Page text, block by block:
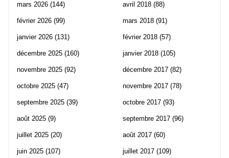
mars 2026 (144)
février 2026 (99)
janvier 2026 (131)
décembre 2025 (160)
novembre 2025 (92)
octobre 2025 (47)
septembre 2025 (39)
août 2025 (9)
juillet 2025 (20)
juin 2025 (107)
avril 2018 (88)
mars 2018 (91)
février 2018 (57)
janvier 2018 (105)
décembre 2017 (82)
novembre 2017 (78)
octobre 2017 (93)
septembre 2017 (96)
août 2017 (60)
juillet 2017 (109)